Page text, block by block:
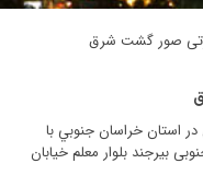
صور گشت شرق
استان خراسان جنوبي با
بیرجند بلوار معلم خیابان